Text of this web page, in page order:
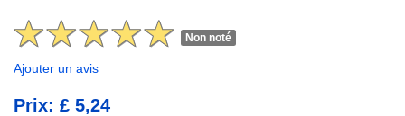
Non noté
Ajouter un avis
Prix: £ 5,24